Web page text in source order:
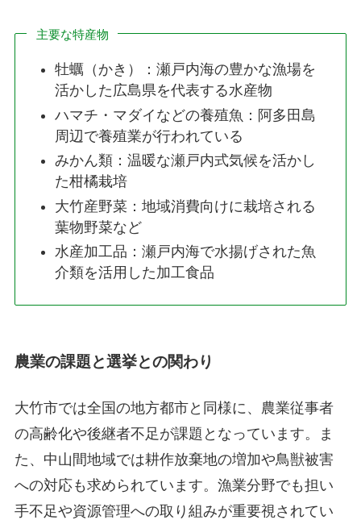
主要な特産物
牡蠣（かき）：瀬戸内海の豊かな漁場を
活かした広島県を代表する水産物
ハマチ・マダイなどの養殖魚：阿多田島
周辺で養殖業が行われている
みかん類：温暖な瀬戸内式気候を活かし
た柑橘栽培
大竹産野菜：地域消費向けに栽培される
葉物野菜など
水産加工品：瀬戸内海で水揚げされた魚
介類を活用した加工食品
農業の課題と選挙との関わり
大竹市では全国の地方都市と同様に、農業従事者
の高齢化や後継者不足が課題となっています。ま
た、中山間地域では耕作放棄地の増加や鳥獣被害
への対応も求められています。漁業分野でも担い
手不足や資源管理への取り組みが重要視されてい